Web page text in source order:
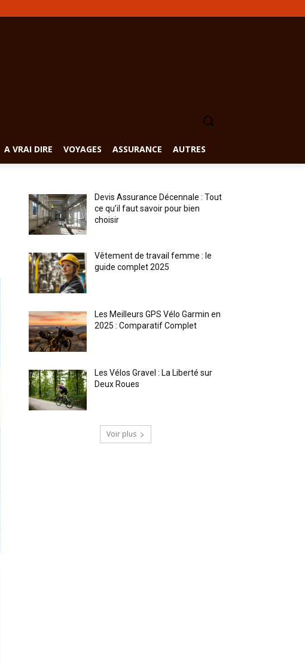
A VRAI DIRE VOYAGES ASSURANCE AUTRES
Devis Assurance Décennale : Tout
ce qu’il faut savoir pour bien
choisir
Vêtement de travail femme : le
guide complet 2025
Les Meilleurs GPS Vélo Garmin en
2025 : Comparatif Complet
Les Vélos Gravel : La Liberté sur
Deux Roues
Voir plus